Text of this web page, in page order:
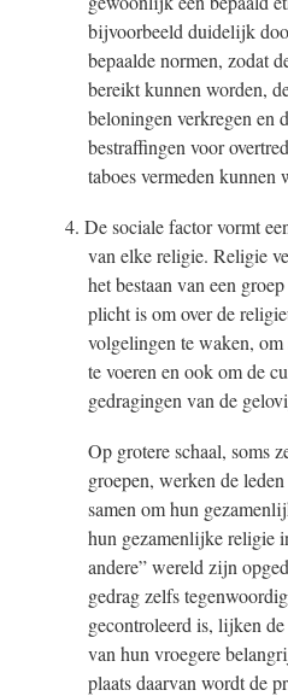
bijvoorbeeld duidelijk
bepaalde normen, zodat
bereikt kunnen worden,
beloningen verkregen en
bestraffingen voor
taboes vermeden kunnen
4. De sociale factor vormt
van elke religie. Religie
het bestaan van een
plicht is om over de
volgelingen te waken,
te voeren en ook om de
gedragingen van de
Op grotere schaal, soms
groepen, werken de
samen om hun
hun gezamenlijke religie
andere” wereld zijn
gedrag zelfs
gecontroleerd is, lijken
van hun vroegere
plaats daarvan wordt de